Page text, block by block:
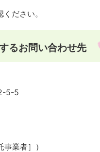
ください。
るお問い合わせ先
5-5
業者］）